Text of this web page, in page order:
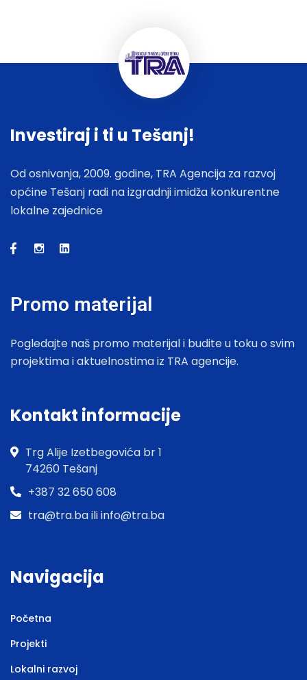
Investiraj i ti u Tešanj!
Od osnivanja, 2009. godine, TRA Agencija za razvoj
općine Tešanj radi na izgradnji imidža konkurentne
lokalne zajednice
Promo materijal
Pogledajte naš promo materijal i budite u toku o svim
projektima i aktuelnostima iz TRA agencije.
Kontakt informacije
Trg Alije Izetbegovića br 1
74260 Tešanj
+387 32 650 608
tra@tra.ba ili info@tra.ba
Navigacija
Početna
Projekti
Lokalni razvoj